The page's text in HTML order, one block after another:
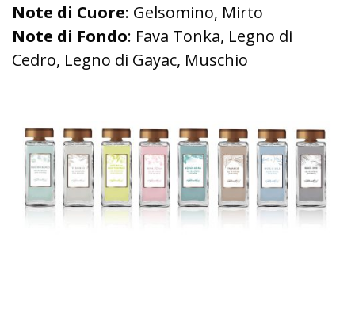
Note di Cuore: Gelsomino, Mirto
Note di Fondo: Fava Tonka, Legno di
Cedro, Legno di Gayac, Muschio